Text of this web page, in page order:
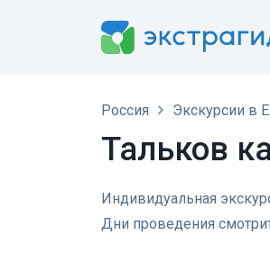
Россия Экскурсии в
Тальков
Индивидуальная
Дни проведения